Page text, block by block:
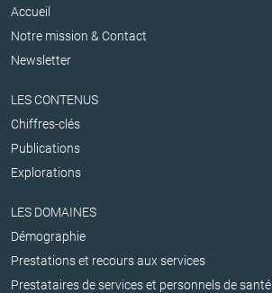
Accueil
Notre mission & Contact
Newsletter
LES CONTENUS
Chiffres-clés
Publications
Explorations
LES DOMAINES
Démographie
Prestations et recours aux services
Prestataires de services et personnels de santé